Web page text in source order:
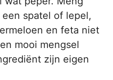
spatel of lepel,
en feta niet
mooi mengsel
zijn eigen